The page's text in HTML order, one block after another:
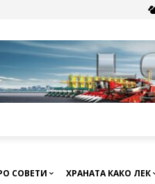
СОВЕТИ ХРАНАТА КАКО ЛЕК